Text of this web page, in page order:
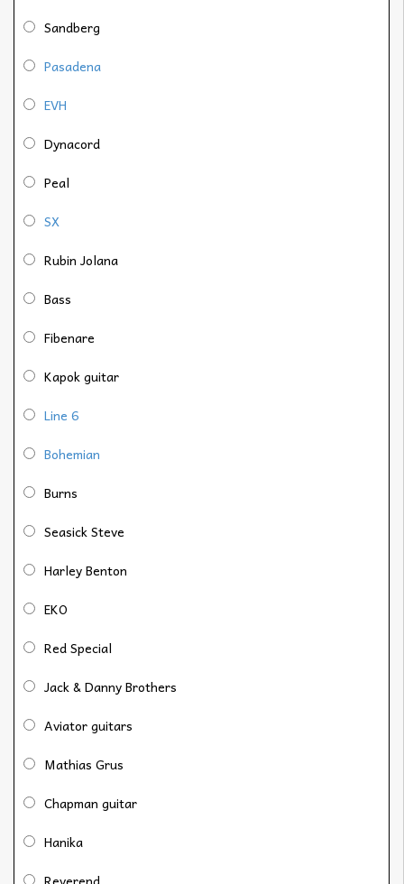
Sandberg
Pasadena
EVH
Dynacord
Peal
SX
Rubin Jolana
Bass
Fibenare
Kapok guitar
Line 6
Bohemian
Burns
Seasick Steve
Harley Benton
EKO
Red Special
Jack & Danny Brothers
Aviator guitars
Mathias Grus
Chapman guitar
Hanika